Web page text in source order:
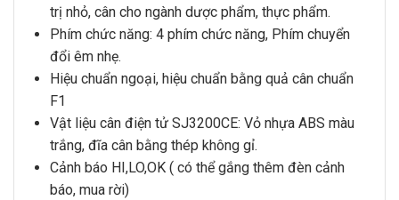
trị nhỏ, cân cho ngành dược phẩm, thực phẩm.
Phím chức năng: 4 phím chức năng, Phím chuyển
đổi êm nhẹ.
Hiệu chuẩn ngoại, hiệu chuẩn bằng quả cân chuẩn
F1
Vật liệu cân điện tử SJ3200CE: Vỏ nhựa ABS màu
trắng, đĩa cân bằng thép không gỉ.
Cảnh báo HI,LO,OK ( có thể gắng thêm đèn cảnh
báo, mua rời)